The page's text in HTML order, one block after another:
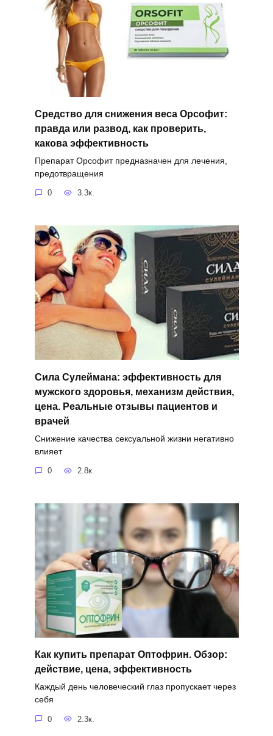
Средство для снижения веса Орсофит:
правда или развод, как проверить,
какова эффективность
Препарат Орсофит предназначен для лечения,
предотвращения
0 3.3к.
Сила Сулеймана: эффективность для
мужского здоровья, механизм действия,
цена. Реальные отзывы пациентов и
врачей
Снижение качества сексуальной жизни негативно
влияет
0 2.8к.
Как купить препарат Оптофрин. Обзор:
действие, цена, эффективность
Каждый день человеческий глаз пропускает через
себя
0 2.3к.